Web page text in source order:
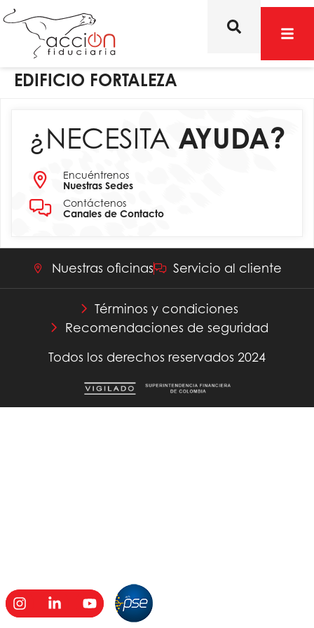
EDIFICIO FORTALEZA
¿NECESITA AYUDA?
Encuéntrenos
Nuestras Sedes
Contáctenos
Canales de Contacto
Nuestras oficinas Servicio al cliente
Términos y condiciones
Recomendaciones de seguridad
Todos los derechos reservados 2024